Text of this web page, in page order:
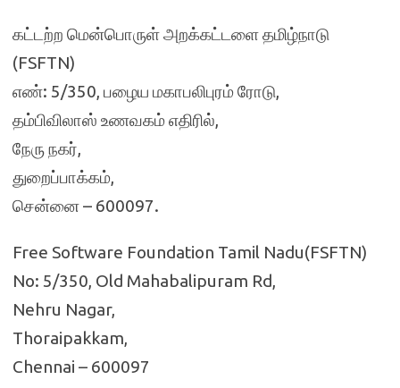
கட்டற்ற மென்பொருள் அறக்கட்டளை தமிழ்நாடு
(FSFTN)
எண்: 5/350, பழைய மகாபலிபுரம் ரோடு,
தம்பிவிலாஸ் உணவகம் எதிரில்,
நேரு நகர்,
துறைப்பாக்கம்,
சென்னை – 600097.
Free Software Foundation Tamil Nadu(FSFTN)
No: 5/350, Old Mahabalipuram Rd,
Nehru Nagar,
Thoraipakkam,
Chennai – 600097